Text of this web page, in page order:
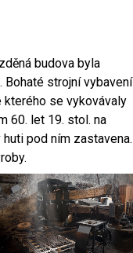
budova byla
strojní vybavení
se vykovávaly
60. let 19. stol. na
pod ním zastavena.